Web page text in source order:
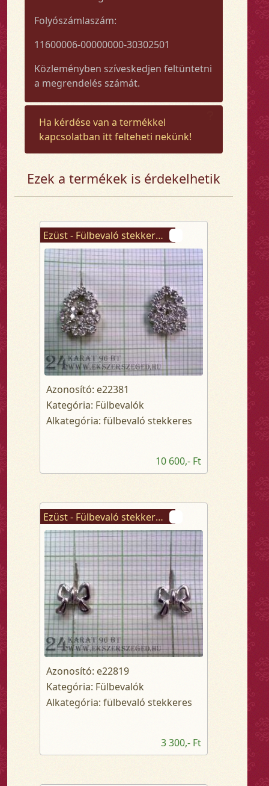
Folyószámlaszám:
11600006-00000000-30302501
Közleményben szíveskedjen feltüntetni
a megrendelés számát.
Ha kérdése van a termékkel
kapcsolatban itt felteheti nekünk!
Ezek a termékek is érdekelhetik
Ezüst - Fülbevaló stekkeres
Azonosító: e22381
Kategória: Fülbevalók
Alkategória: fülbevaló stekkeres
10 600,- Ft
Ezüst - Fülbevaló stekkeres
Azonosító: e22819
Kategória: Fülbevalók
Alkategória: fülbevaló stekkeres
3 300,- Ft